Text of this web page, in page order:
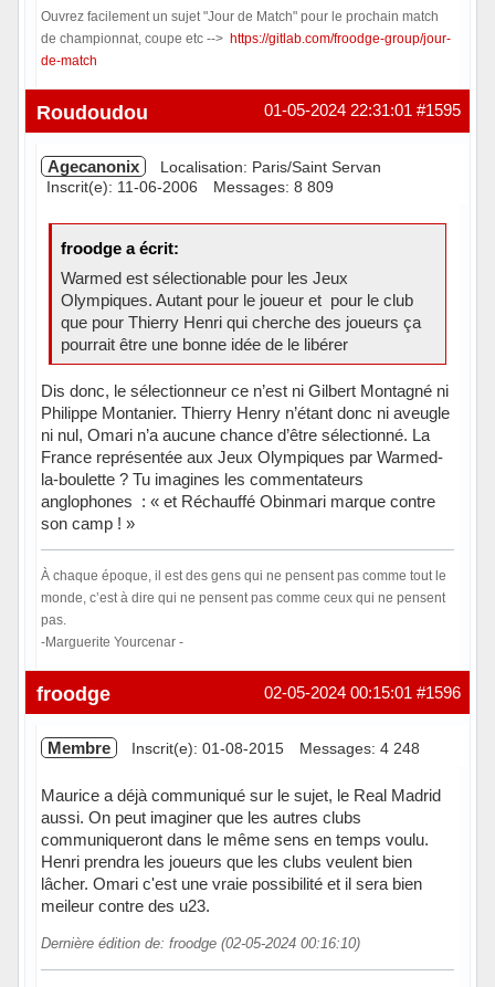
Ouvrez facilement un sujet "Jour de Match" pour le prochain match
de championnat, coupe etc --> https://gitlab.com/froodge-group/jour-
de-match
Hors ligne #1595
01-05-2024 22:31:01
Roudoudou
Agecanonix
Localisation: Paris/Saint Servan
Inscrit(e): 11-06-2006
Messages: 8 809
froodge a écrit:
Warmed est sélectionable pour les Jeux
Olympiques. Autant pour le joueur et pour le club
que pour Thierry Henri qui cherche des joueurs ça
pourrait être une bonne idée de le libérer
Dis donc, le sélectionneur ce n’est ni Gilbert Montagné ni
Philippe Montanier. Thierry Henry n’étant donc ni aveugle
ni nul, Omari n’a aucune chance d’être sélectionné. La
France représentée aux Jeux Olympiques par Warmed-
la-boulette ? Tu imagines les commentateurs
anglophones : « et Réchauffé Obinmari marque contre
son camp ! »
À chaque époque, il est des gens qui ne pensent pas comme tout le
monde, c’est à dire qui ne pensent pas comme ceux qui ne pensent
pas.
-Marguerite Yourcenar -
Hors ligne #1596
02-05-2024 00:15:01
froodge
Membre Inscrit(e): 01-08-2015 Messages: 4 248
Maurice a déjà communiqué sur le sujet, le Real Madrid
aussi. On peut imaginer que les autres clubs
communiqueront dans le même sens en temps voulu.
Henri prendra les joueurs que les clubs veulent bien
lâcher. Omari c'est une vraie possibilité et il sera bien
meileur contre des u23.
Dernière édition de: froodge (02-05-2024 00:16:10)